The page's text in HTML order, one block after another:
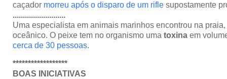
caçador morreu após o disparo de um rifle supostamente
..........................
Uma especialista em animais marinhos encontrou na
oceânico. O peixe tem no organismo uma toxina em
cerca de 30 pessoas.
******************
BOAS INICIATIVAS